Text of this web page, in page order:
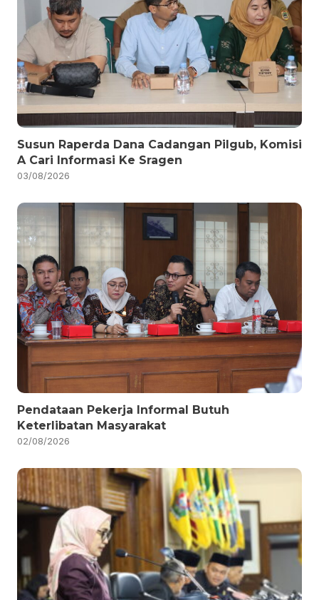
Susun Raperda Dana Cadangan Pilgub, Komisi
A Cari Informasi Ke Sragen
03/08/2026
Pendataan Pekerja Informal Butuh
Keterlibatan Masyarakat
02/08/2026